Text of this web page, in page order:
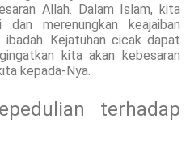
Allah. Dalam Islam, kita
merenungkan keajaiban
Kejatuhan cicak dapat
kita akan kebesaran
kepada-Nya.
terhadap